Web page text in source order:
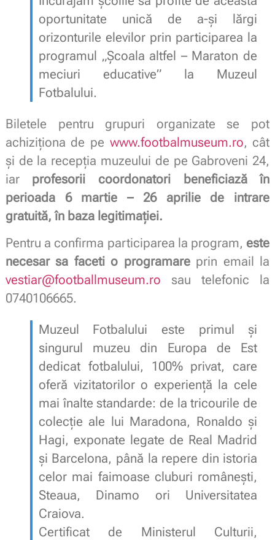
oportunitate unică de a-și lărgi
orizonturile elevilor prin participarea la
programul „Școala altfel – Maraton de
meciuri educative” la Muzeul
Fotbalului.
Biletele pentru grupuri organizate se pot
achiziționa de pe www.footbalmuseum.ro, cât
și de la recepția muzeului de pe Gabroveni 24,
iar profesorii coordonatori beneficiază în
perioada 6 martie – 26 aprilie de intrare
gratuită, în baza legitimației.
Pentru a confirma participarea la program, este
necesar sa faceti o programareprin email la
vestiar@footballmuseum.ro sau telefonic la
0740106665.
Muzeul Fotbalului este primul și
singurul muzeu din Europa de Est
dedicat fotbalului, 100% privat, care
oferă vizitatorilor o experiență la cele
mai înalte standarde: de la tricourile de
colecție ale lui Maradona, Ronaldo și
Hagi, exponate legate de Real Madrid
și Barcelona, până la repere din istoria
celor mai faimoase cluburi românești,
Steaua, Dinamo ori Universitatea
Craiova.
Certificat de Ministerul Culturii,